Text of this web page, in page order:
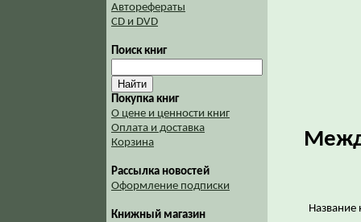
Авторефераты
CD и DVD
Поиск книг
Покупка книг
О цене и ценности книг
Оплата и доставка
Корзина
Рассылка новостей
Оформление подписки
Книжный магазин
Название